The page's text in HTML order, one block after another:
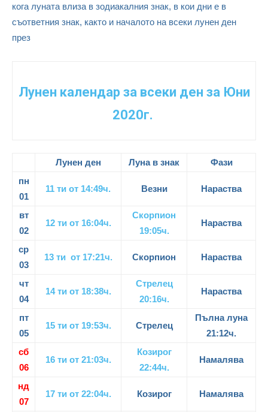
кога луната влиза в зодиакалния знак, в кои дни е в
съответния знак, както и началото на всеки лунен ден
през
Лунен календар за всеки ден за Юни
2020г.
Лунен ден Луна в знак
Фази
пн
01
11 ти от 14:49ч. Везни Нараства
вт
02
12 ти от 16:04ч.
Скорпион
19:05ч.
Нараства
ср
03
13 ти от 17:21ч. Скорпион Нараства
чт
04
14 ти от 18:38ч.
Стрелец
20:16ч.
Нараства
пт
05
15 ти от 19:53ч. Стрелец
Пълна луна
21:12ч.
сб
06
16 ти от 21:03ч.
Козирог
22:44ч.
Намалява
нд
07
17 ти от 22:04ч. Козирог Намалява